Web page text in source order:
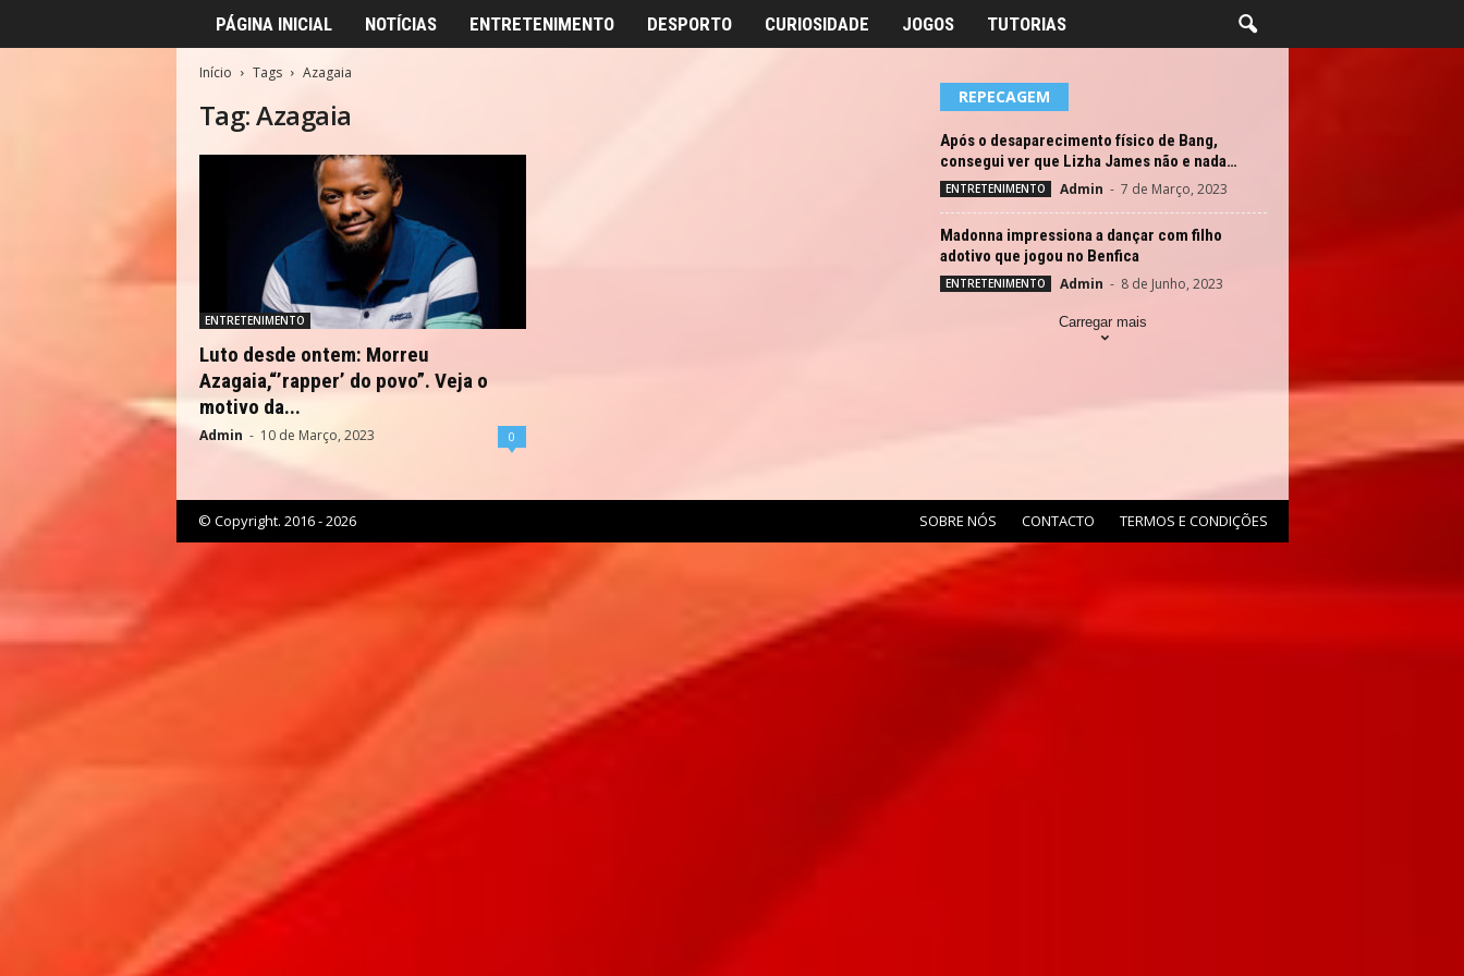
PÁGINA INICIAL NOTÍCIAS ENTRETENIMENTO DESPORTO CURIOSIDADE JOGOS TUTORIAS
Início Tags Azagaia
Tag: Azagaia
ENTRETENIMENTO
Luto desde ontem: Morreu
Azagaia,“’rapper’ do povo”. Veja o
motivo da...
Admin - 10 de Março, 2023 0
REPECAGEM
Após o desaparecimento físico de Bang,
consegui ver que Lizha James não e nada…
ENTRETENIMENTO Admin - 7 de Março, 2023
Madonna impressiona a dançar com filho
adotivo que jogou no Benfica
ENTRETENIMENTO Admin - 8 de Junho, 2023
Carregar mais
SOBRE NÓS CONTACTO TERMOS E CONDIÇÕES
© Copyright. 2016 - 2026